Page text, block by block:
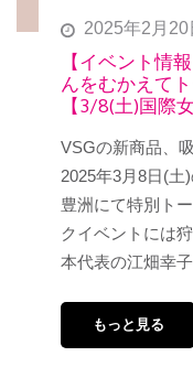
2025年2月20
【イベント情
んをむかえて
【3/8(土)国際
VSGの新商品、
2025年3月8日(土
豊洲にて特別ト
クイベントには
本代表の江畑幸
もっと見る